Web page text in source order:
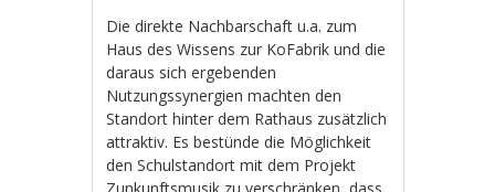
Die direkte Nachbarschaft u.a. zum
Haus des Wissens zur KoFabrik und die
daraus sich ergebenden
Nutzungssynergien machten den
Standort hinter dem Rathaus zusätzlich
attraktiv. Es bestünde die Möglichkeit
den Schulstandort mit dem Projekt